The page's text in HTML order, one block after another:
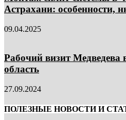
Астрахани: особенности,
09.04.2025
Рабочий визит Медведева
область
27.09.2024
ПОЛЕЗНЫЕ НОВОСТИ И